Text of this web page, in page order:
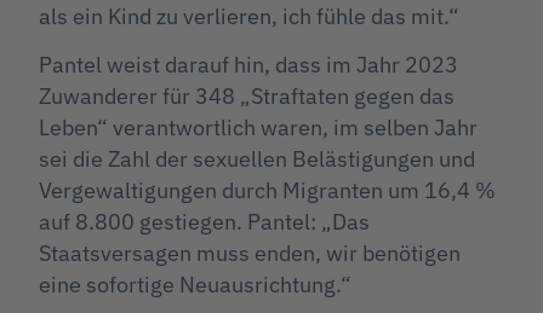
als ein Kind zu verlieren, ich fühle das mit.“
Pantel weist darauf hin, dass im Jahr 2023
Zuwanderer für 348 „Straftaten gegen das
Leben“ verantwortlich waren, im selben Jahr
sei die Zahl der sexuellen Belästigungen und
Vergewaltigungen durch Migranten um 16,4 %
auf 8.800 gestiegen. Pantel: „Das
Staatsversagen muss enden, wir benötigen
eine sofortige Neuausrichtung.“